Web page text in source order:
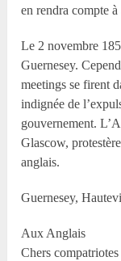
en rendra compte
Le 2 novembre
Guernesey.
meetings se firent
indignée de
gouvernement.
Glascow,
anglais.
Guernesey,
Aux Anglais
Chers